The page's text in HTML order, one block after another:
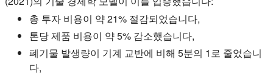
총 투자 비용이 약 21% 절감되었습니다,
톤당 제품 비용이 약 5% 감소했습니다,
폐기물 발생량이 기계 교반에 비해 5분의 1로 줄었습니
다,